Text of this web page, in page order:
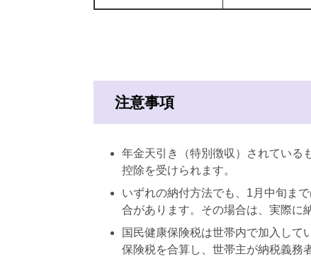
注意事項
年金天引き（特別徴収）されている
控除を受けられます。
いずれの納付方法でも、1月中旬ま
合があります。その場合は、実際に
国民健康保険税は世帯内で加入して
保険税を合算し、世帯主が納税義務